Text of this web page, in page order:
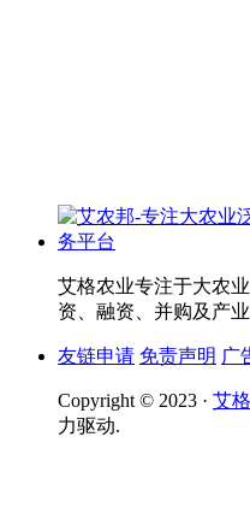
艾格农业专注于大农
资、融资、并购及产
友链申请 免责声明 广
Copyright © 2023 · 艾
力驱动.